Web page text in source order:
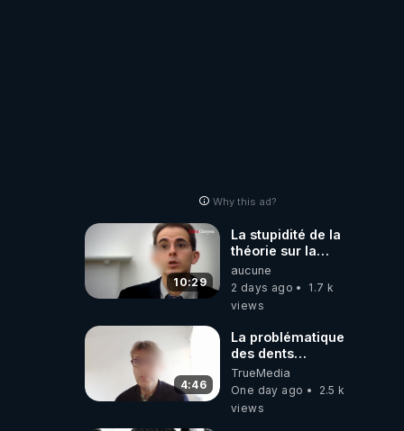
Why this ad?
10:29
La stupidité de la
théorie sur la
responsabilité de
l’homme
concernant le
carbone.
aucune
2 days ago
1.7 k
views
4:46
La problématique
des dents
dévitalisées et
des implants
TrueMedia
One day ago
2.5 k
views